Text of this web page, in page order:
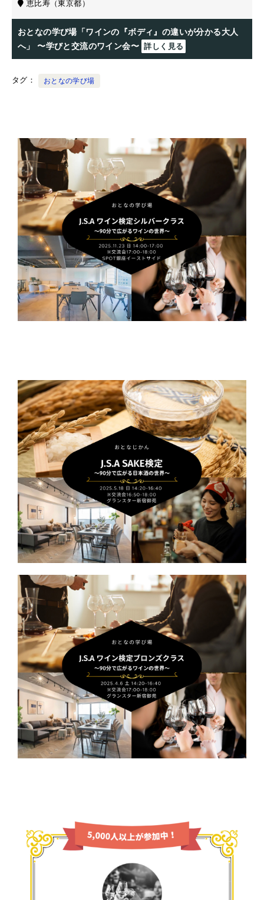
恵比寿（東京都）
おとなの学び場「ワインの『ボディ』の違いが分かる大人
へ」 〜学びと交流のワイン会〜 詳しく見る
タグ おとなの学び場